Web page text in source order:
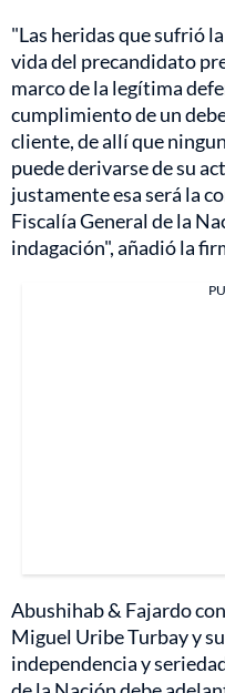
"Las heridas que sufrió
vida del precandidato
marco de la legítima
cumplimiento de un
cliente, de allí que
puede derivarse de su
justamente esa será la
Fiscalía General de la
indagación", añadió la
Abushihab & Fajardo
Miguel Uribe Turbay y
independencia y